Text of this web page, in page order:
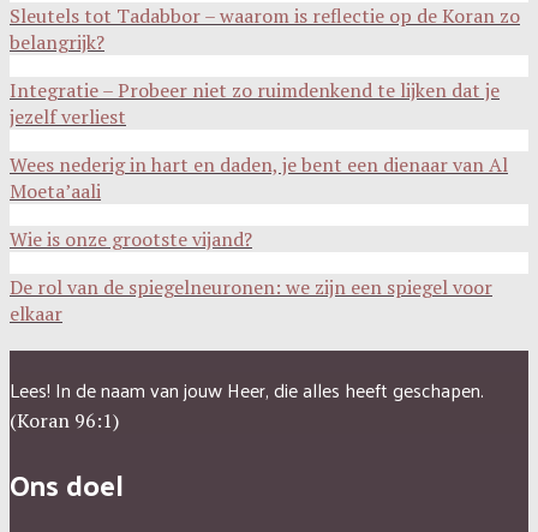
Sleutels tot Tadabbor – waarom is reflectie op de Koran zo
belangrijk?
Integratie – Probeer niet zo ruimdenkend te lijken dat je
jezelf verliest
Wees nederig in hart en daden, je bent een dienaar van Al
Moeta’aali
Wie is onze grootste vijand?
De rol van de spiegelneuronen: we zijn een spiegel voor
elkaar
Lees! In de naam van jouw Heer, die alles heeft geschapen.
(Koran 96:1)
Ons doel